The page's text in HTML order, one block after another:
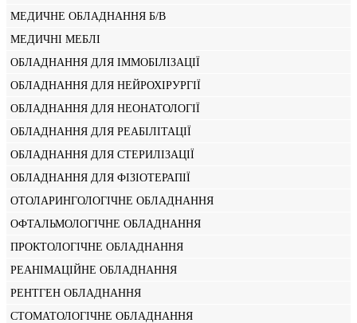
МЕДИЧНЕ ОБЛАДНАННЯ Б/В
МЕДИЧНІ МЕБЛІ
ОБЛАДНАННЯ ДЛЯ ІММОБІЛІЗАЦІЇ
ОБЛАДНАННЯ ДЛЯ НЕЙРОХІРУРГІЇ
ОБЛАДНАННЯ ДЛЯ НЕОНАТОЛОГІЇ
ОБЛАДНАННЯ ДЛЯ РЕАБІЛІТАЦІЇ
ОБЛАДНАННЯ ДЛЯ СТЕРИЛІЗАЦІЇ
ОБЛАДНАННЯ ДЛЯ ФІЗІОТЕРАПІЇ
ОТОЛАРИНГОЛОГІЧНЕ ОБЛАДНАННЯ
ОФТАЛЬМОЛОГІЧНЕ ОБЛАДНАННЯ
ПРОКТОЛОГІЧНЕ ОБЛАДНАННЯ
РЕАНІМАЦІЙНЕ ОБЛАДНАННЯ
РЕНТГЕН ОБЛАДНАННЯ
СТОМАТОЛОГІЧНЕ ОБЛАДНАННЯ